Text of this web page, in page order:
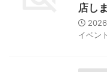
店し
イベント